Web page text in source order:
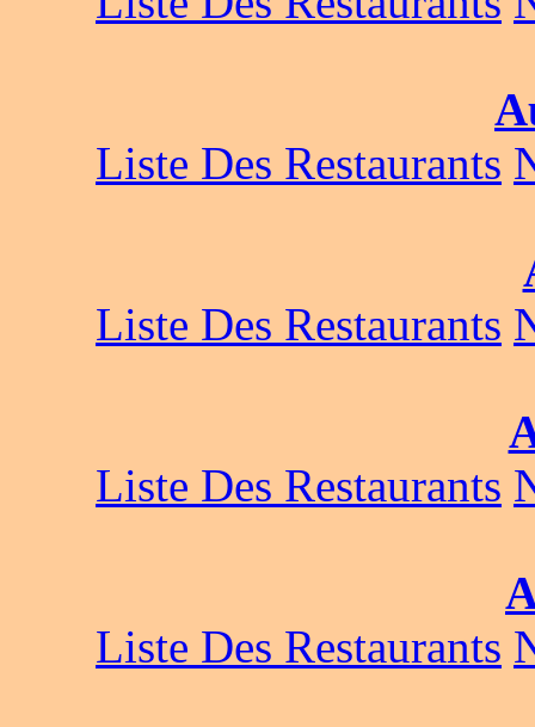
Liste Des Restaurants
Liste Des Restaurants
Liste Des Restaurants
Liste Des Restaurants